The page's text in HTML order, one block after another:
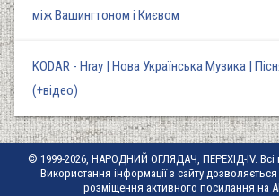
між Вашингтоном і Києвом
KODAR - Hray | Нова Українська Музика |
(+відео)
© 1999-2026, НАРОДНИЙ ОГЛЯДАЧ, ПЕРЕХІД-IV. Всі
Використання інформації з сайту дозволяється
розміщення активного посилання на